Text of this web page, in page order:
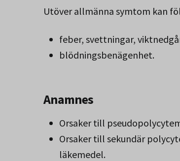
Utöver allmänna symtom kan
feber, svettningar,
blödningsbenägenhet.
Anamnes
Orsaker till
Orsaker till sekundär
läkemedel.